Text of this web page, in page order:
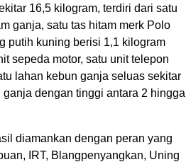
16,5 kilogram, terdiri dari satu
ganja, satu tas hitam merk Polo
putih kuning berisi 1,1 kilogram
sepeda motor, satu unit telepon
lahan kebun ganja seluas sekitar
dengan tinggi antara 2 hingga
diamankan dengan peran yang
IRT, Blangpenyangkan, Uning